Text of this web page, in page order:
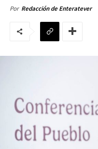
Por Redacción de Enteratever